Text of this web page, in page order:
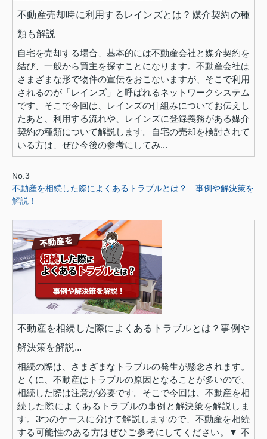
不動産売却時に利用するレインズとは？媒介契約の種
類も解説
自宅を売却する場合、基本的には不動産会社と媒介契約を
結び、一般から買主を探すことになります。不動産会社は
さまざまな形で物件の宣伝をおこないますが、そこで利用
されるのが「レインズ」と呼ばれるネットワークシステム
です。そこで今回は、レインズの仕組みについてお伝えし
たあと、利用する流れや、レインズに登録義務がある媒介
契約の種類について解説します。自宅の売却を検討されて
いる方は、ぜひ今後の参考にしてみ...
No.3
不動産を相続した際によくあるトラブルとは？ 事例や解決策を
解説！
不動産を相続した際によくあるトラブルとは？事例や
解決策を解説...
相続の際は、さまざまなトラブルの発生が懸念されます。
とくに、不動産はトラブルの原因となることが多いので、
相続した際は注意が必要です。そこで今回は、不動産を相
続した際によくあるトラブルの事例と解決策を解説しま
す。3つのケースに分けて解説しますので、不動産を相続
する可能性のある方はぜひご参考にしてください。▼ 不